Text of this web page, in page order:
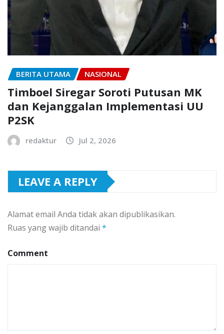
BERITA UTAMA NASIONAL
Timboel Siregar Soroti Putusan MK
dan Kejanggalan Implementasi UU
P2SK
redaktur Jul 2, 2026
LEAVE A REPLY
Alamat email Anda tidak akan dipublikasikan.
Ruas yang wajib ditandai *
Comment